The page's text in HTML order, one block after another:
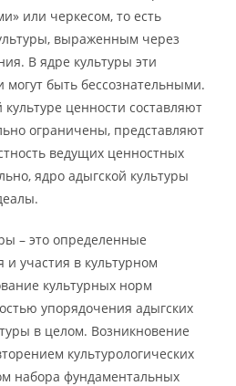
или черкесом, то есть
выраженным через
В ядре культуры эти
быть бессознательными.
культуре ценности составляют
ограничены, представляют
ведущих ценностных
ядро ​​адыгской культуры
– это определенные
участия в культурном
культурных норм
упорядочения адыгских
в целом. Возникновение
культурологических
набора фундаментальных